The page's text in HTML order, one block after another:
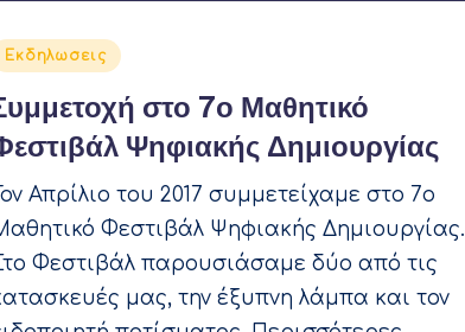
Εκδηλωσεις
στο 7ο Μαθητικό
Ψηφιακής Δημιουργίας
Απρίλιο του 2017 συμμετείχαμε στο 7ο
Φεστιβάλ Ψηφιακής Δημιουργίας.
Φεστιβάλ παρουσιάσαμε δύο από τις
μας, την έξυπνη λάμπα και τον